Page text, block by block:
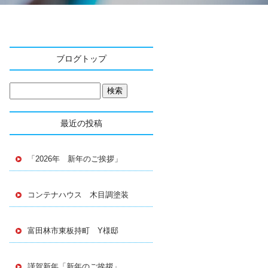
ブログトップ
最近の投稿
「2026年 新年のご挨拶」
コンテナハウス 木目調塗装
富田林市東板持町 Y様邸